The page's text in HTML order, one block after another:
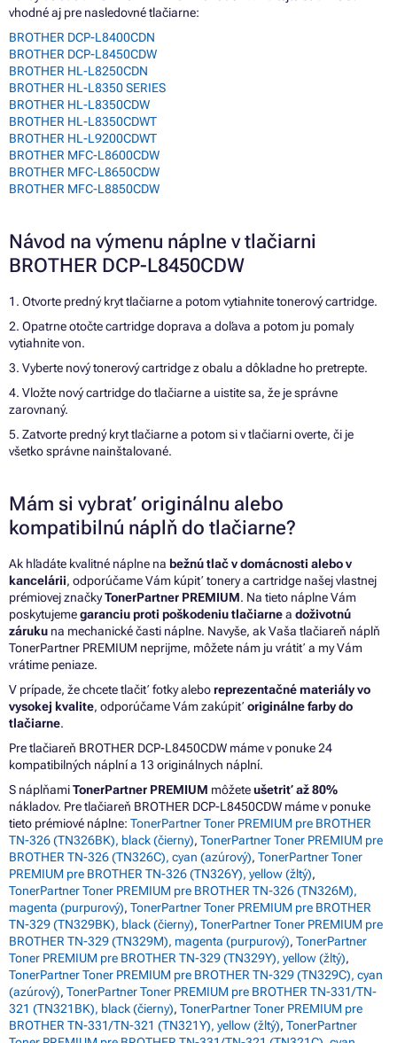
vhodné aj pre nasledovné tlačiarne:
BROTHER DCP-L8400CDN
BROTHER DCP-L8450CDW
BROTHER HL-L8250CDN
BROTHER HL-L8350 SERIES
BROTHER HL-L8350CDW
BROTHER HL-L8350CDWT
BROTHER HL-L9200CDWT
BROTHER MFC-L8600CDW
BROTHER MFC-L8650CDW
BROTHER MFC-L8850CDW
Návod na výmenu náplne v tlačiarni
BROTHER DCP-L8450CDW
1. Otvorte predný kryt tlačiarne a potom vytiahnite tonerový cartridge.
2. Opatrne otočte cartridge doprava a doľava a potom ju pomaly
vytiahnite von.
3. Vyberte nový tonerový cartridge z obalu a dôkladne ho pretrepte.
4. Vložte nový cartridge do tlačiarne a uistite sa, že je správne
zarovnaný.
5. Zatvorte predný kryt tlačiarne a potom si v tlačiarni overte, či je
všetko správne nainštalované.
Mám si vybrať originálnu alebo
kompatibilnú náplň do tlačiarne?
Ak hľadáte kvalitné náplne na bežnú tlač v domácnosti alebo v
kancelárii, odporúčame Vám kúpiť tonery a cartridge našej vlastnej
prémiovej značkyTonerPartner PREMIUM. Na tieto náplne Vám
poskytujemegaranciu proti poškodeniu tlačiarnea doživotnú
záruku na mechanické časti náplne. Navyše, ak Vaša tlačiareň náplň
TonerPartner PREMIUM neprijme, môžete nám ju vrátiť a my Vám
vrátime peniaze.
V prípade, že chcete tlačiť fotky aleboreprezentačné materiály vo
vysokej kvalite, odporúčame Vám zakúpiť originálne farby do
tlačiarne.
Pre tlačiareň BROTHER DCP-L8450CDW máme v ponuke 24
kompatibilných náplní a 13 originálnych náplní.
S náplňamiTonerPartner PREMIUM môžeteušetriť až 80%
nákladov. Pre tlačiareň BROTHER DCP-L8450CDW máme v ponuke
tieto prémiové náplne: TonerPartner Toner PREMIUM pre BROTHER
TN-326 (TN326BK), black (čierny), TonerPartner Toner PREMIUM pre
BROTHER TN-326 (TN326C), cyan (azúrový), TonerPartner Toner
PREMIUM pre BROTHER TN-326 (TN326Y), yellow (žltý),
TonerPartner Toner PREMIUM pre BROTHER TN-326 (TN326M),
magenta (purpurový), TonerPartner Toner PREMIUM pre BROTHER
TN-329 (TN329BK), black (čierny), TonerPartner Toner PREMIUM pre
BROTHER TN-329 (TN329M), magenta (purpurový), TonerPartner
Toner PREMIUM pre BROTHER TN-329 (TN329Y), yellow (žltý),
TonerPartner Toner PREMIUM pre BROTHER TN-329 (TN329C), cyan
(azúrový), TonerPartner Toner PREMIUM pre BROTHER TN-331/TN-
321 (TN321BK), black (čierny), TonerPartner Toner PREMIUM pre
BROTHER TN-331/TN-321 (TN321Y), yellow (žltý), TonerPartner